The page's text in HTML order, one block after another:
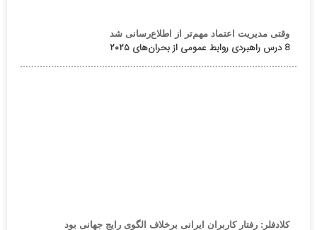
وقتی مدیریت اعتماد مهم‌تر از اطلاع‌رسانی شد
8 درس راهبردی روابط عمومی از بحران‌های ۲۰۲۵
کلادفلر: رفتار کاربران ایرانی برخلاف الگوی رایج جهانی بود